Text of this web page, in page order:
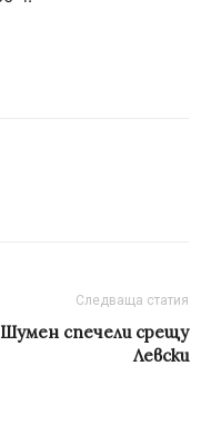
Следваща статия
Шумен спечели срещу
Левски